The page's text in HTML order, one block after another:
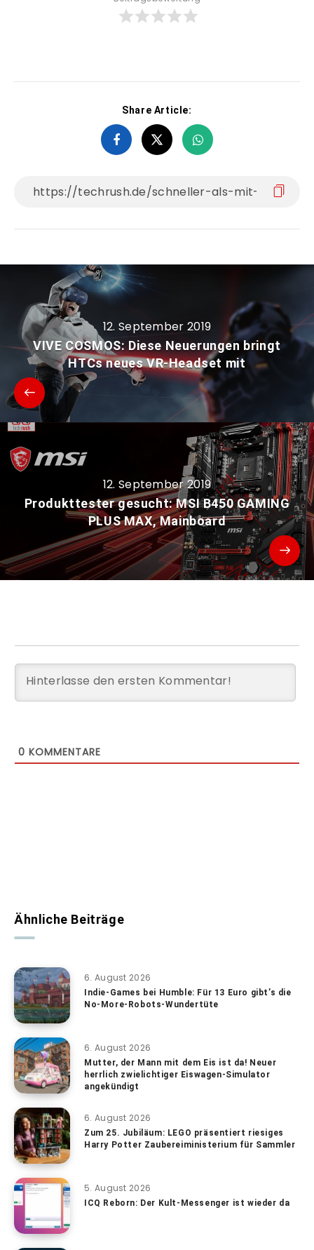
Share Article:
12. September 2019
VIVE COSMOS: Diese Neuerungen bringt
HTCs neues VR-Headset mit
12. September 2019
Produkttester gesucht: MSI B450 GAMING
PLUS MAX, Mainboard
0 KOMMENTARE
Ähnliche Beiträge
6. August 2026
Indie-Games bei Humble: Für 13 Euro gibt’s die
No-More-Robots-Wundertüte
6. August 2026
Mutter, der Mann mit dem Eis ist da! Neuer
herrlich zwielichtiger Eiswagen-Simulator
angekündigt
6. August 2026
Zum 25. Jubiläum: LEGO präsentiert riesiges
Harry Potter Zaubereiministerium für Sammler
5. August 2026
ICQ Reborn: Der Kult-Messenger ist wieder da